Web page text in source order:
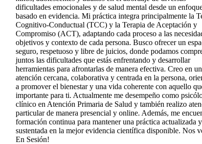
dificultades emocionales y de salud mental desde un
basado en evidencia. Mi práctica integra principalmente la
Cognitivo-Conductual (TCC) y la Terapia de Aceptación y
Compromiso (ACT), adaptando cada proceso a las
objetivos y contexto de cada persona. Busco ofrecer un
seguro, respetuoso y libre de juicios, donde podamos
juntos las dificultades que estás enfrentando y desarrollar
herramientas para afrontarlas de manera efectiva. Creo en
atención cercana, colaborativa y centrada en la persona,
a promover el bienestar y una vida coherente con aquello
importante para ti. Actualmente me desempeño como
clínico en Atención Primaria de Salud y también realizo
particular de manera presencial y online. Además, me
formación continua para mantener una práctica actualizada y
sustentada en la mejor evidencia científica disponible. Nos
En Sesión!